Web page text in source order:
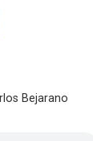
Bejarano